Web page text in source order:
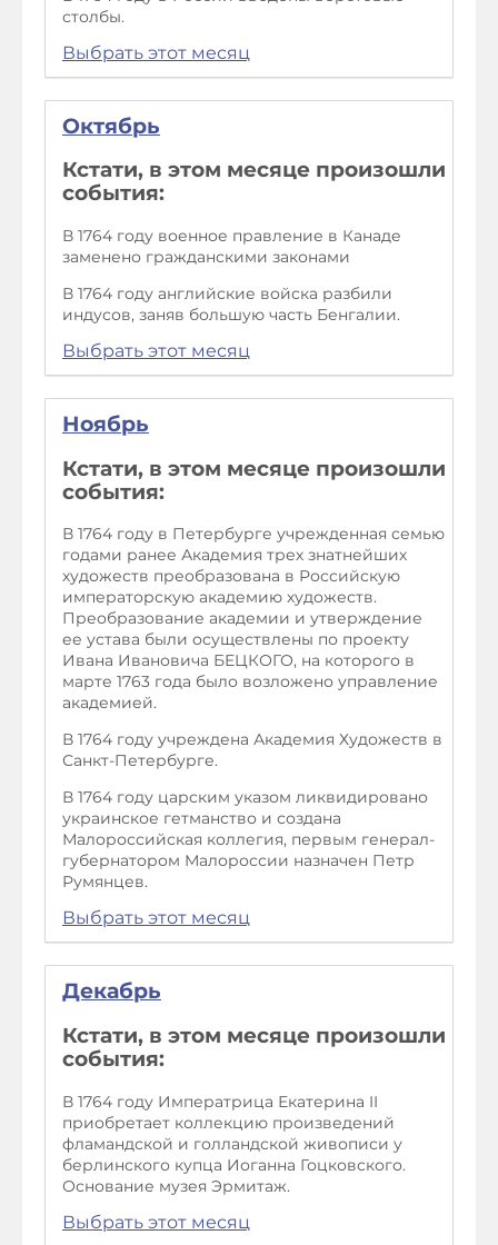
столбы.
Выбрать этот месяц
Октябрь
Кстати, в этом месяце произошли
события:
В 1764 году военное правление в Канаде
заменено гражданскими законами
В 1764 году английские войска разбили
индусов, заняв большую часть Бенгалии.
Выбрать этот месяц
Ноябрь
Кстати, в этом месяце произошли
события:
В 1764 году в Петербурге учрежденная семью
годами ранее Академия трех знатнейших
художеств преобразована в Российскую
императорскую академию художеств.
Преобразование академии и утверждение
ее устава были осуществлены по проекту
Ивана Ивановича БЕЦКОГО, на которого в
марте 1763 года было возложено управление
академией.
В 1764 году учреждена Академия Художеств в
Санкт-Петербурге.
В 1764 году царским указом ликвидировано
украинское гетманство и создана
Малороссийская коллегия, первым генерал-
губернатором Малороссии назначен Петр
Румянцев.
Выбрать этот месяц
Декабрь
Кстати, в этом месяце произошли
события:
В 1764 году Императрица Екатерина II
приобретает коллекцию произведений
фламандской и голландской живописи у
берлинского купца Иоганна Гоцковского.
Основание музея Эрмитаж.
Выбрать этот месяц